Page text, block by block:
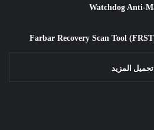
تحميل المزيد